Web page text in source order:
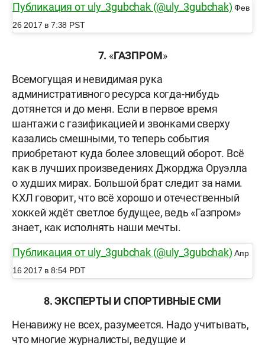
Публикация от uly_3gubchak (@uly_3gubchak) Фев
26 2017 в 7:38 PST
7. «ГАЗПРОМ»
Всемогущая и невидимая рука
административного ресурса когда-нибудь
дотянется и до меня. Если в первое время
шантажи с газификацией и звонками сверху
казались смешными, то теперь события
приобретают куда более зловещий оборот. Всё
как в лучших произведениях Джорджа Оруэлла
о худших мирах. Большой брат следит за нами.
КХЛ говорит, что всё хорошо и отечественный
хоккей ждёт светлое будущее, ведь «Газпром»
знает, как исполнять наши мечты.
Публикация от uly_3gubchak (@uly_3gubchak) Апр
16 2017 в 8:54 PDT
8. ЭКСПЕРТЫ И СПОРТИВНЫЕ СМИ
Ненавижу не всех, разумеется. Надо учитывать,
что многие журналисты, ведущие и